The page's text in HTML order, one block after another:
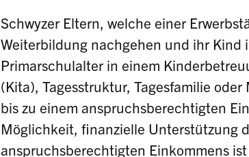
Schwyzer Eltern, welche einer
Weiterbildung nachgehen und ihr Kind
Primarschulalter in einem
(Kita), Tagesstruktur, Tagesfamilie
bis zu einem anspruchsberechtigten
Möglichkeit, finanzielle Unterstützung
anspruchsberechtigten Einkommens